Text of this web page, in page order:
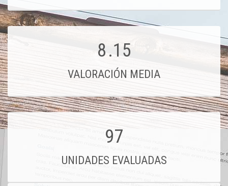
8.15
VALORACIÓN MEDIA
97
UNIDADES EVALUADAS